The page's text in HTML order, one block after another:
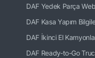
DAF Yedek Parça
DAF Kasa Yapım
DAF İkinci El
DAF Ready-to-Go